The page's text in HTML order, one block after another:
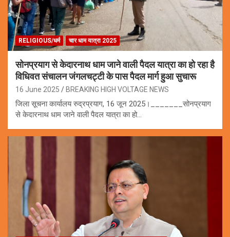
RELIGIOUS/धर्म चार धाम यात्रा 2025
सोनप्रयाग से केदारनाथ धाम जाने वाली पैदल यात्रा का हो रहा है
विधिवत संचालन जंगलचट्टी के पास पैदल मार्ग हुआ सुचारू
16 June 2025 BREAKING HIGH VOLTAGE NEWS
जिला सूचना कार्यालय रुद्रप्रयाग, 16 जून 2025।_______सोनप्रयाग
से केदारनाथ धाम जाने वाली पैदल यात्रा का हो…